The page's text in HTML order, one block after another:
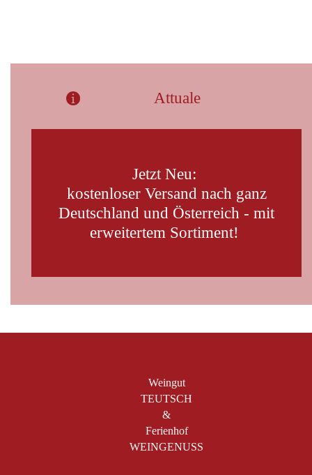
Attuale
Jetzt Neu:
kostenloser Versand nach ganz
Deutschland und Österreich - mit
erweitertem Sortiment!
Weingut
TEUTSCH
&
Ferienhof
WEINGENUSS